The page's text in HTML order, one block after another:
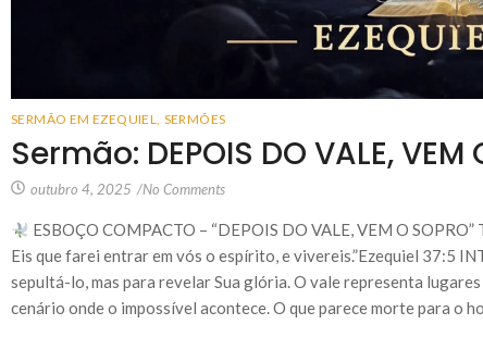
SERMÃO EM EZEQUIEL, SERMÕES
Sermão: DEPOIS DO VALE, VEM
outubro 4, 2025 /No Comments
ESBOÇO COMPACTO – “DEPOIS DO VALE, VEM O
Eis que farei entrar em vós o espírito, e vivereis.”Ezequiel 37:5
sepultá-lo, mas para revelar Sua glória. O vale representa
cenário onde o impossível acontece. O que parece morte para o